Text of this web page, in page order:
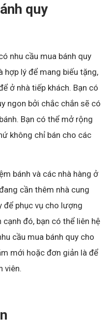
quy
nhu cầu mua bánh quy
hợp lý để mang biếu tặng,
ở nhà tiếp khách. Bạn có
ngon bởi chắc chắn sẽ có
Bạn có thể mở rộng
không chỉ bán cho các
bánh và các nhà hàng ở
cần thêm nhà cung
để phục vụ cho lượng
đó, bạn có thể liên hệ
cầu mua bánh quy cho
mới hoặc đơn giản là để
viên.